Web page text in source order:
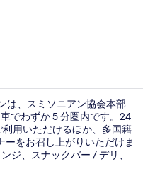
は、スミソニアン協会本部
でわずか 5 分圏内です。24
用いただけるほか、多国籍
をお召し上がりいただけま
ジ、スナックバー / デリ、